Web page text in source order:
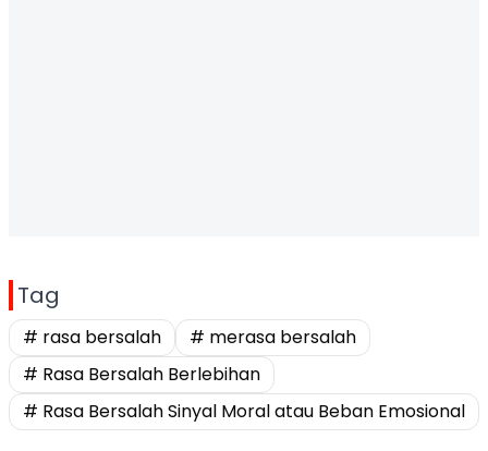
Tag
# rasa bersalah
# merasa bersalah
# Rasa Bersalah Berlebihan
# Rasa Bersalah Sinyal Moral atau Beban Emosional